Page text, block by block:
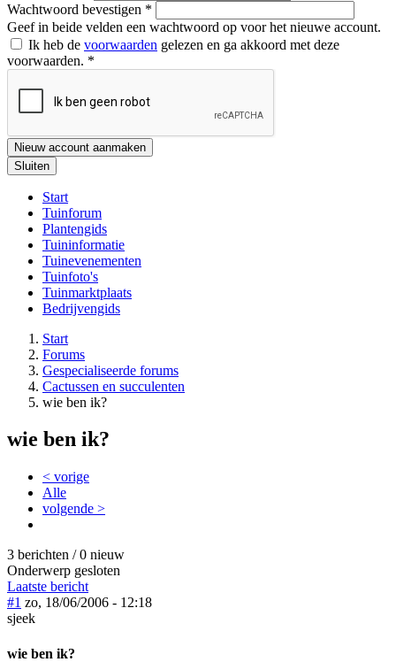
Wachtwoord bevestigen *
Geef in beide velden een wachtwoord op voor het nieuwe account.
Ik heb de voorwaarden gelezen en ga akkoord met deze
voorwaarden. *
Nieuw account aanmaken
Sluiten
Start
Tuinforum
Plantengids
Tuininformatie
Tuinevenementen
Tuinfoto's
Tuinmarktplaats
Bedrijvengids
Start
Forums
Gespecialiseerde forums
Cactussen en succulenten
wie ben ik?
wie ben ik?
< vorige
Alle
volgende >
3 berichten / 0 nieuw
Onderwerp gesloten
Laatste bericht
#1 zo, 18/06/2006 - 12:18
sjeek
wie ben ik?